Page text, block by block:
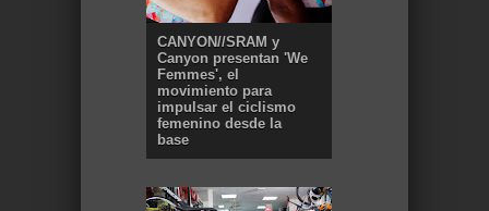
CANYON//SRAM y
Canyon presentan 'We
Femmes', el
movimiento para
impulsar el ciclismo
femenino desde la
base